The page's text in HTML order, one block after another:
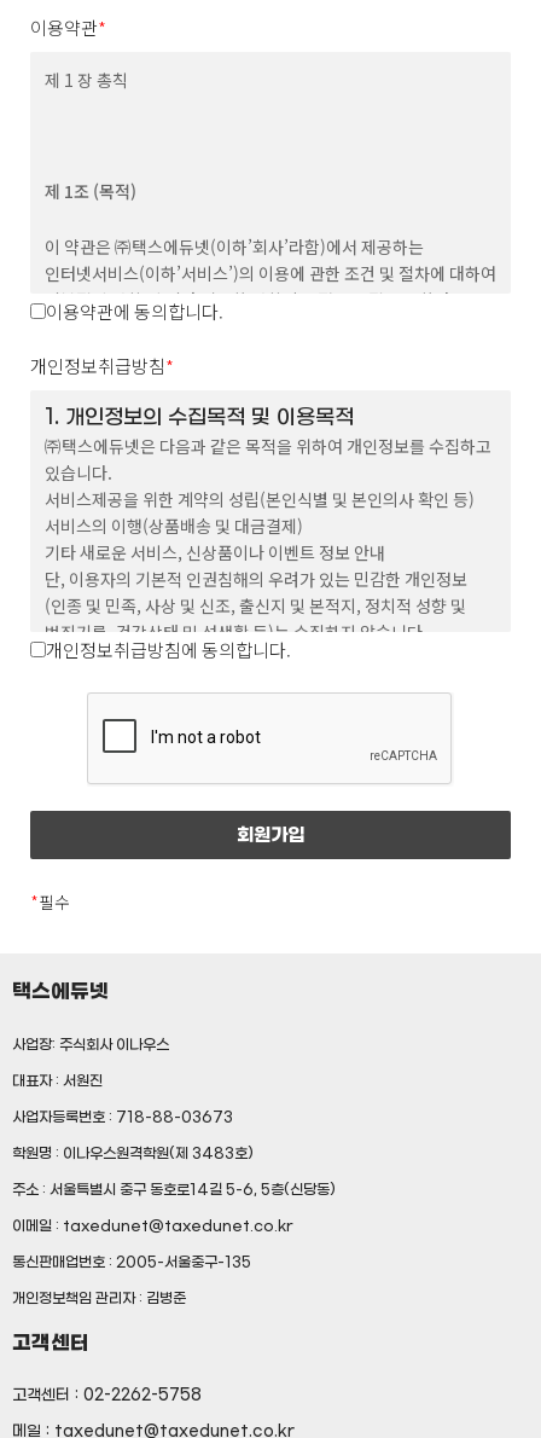
이용약관*
제 1 장 총칙
제 1조 (목적)
이 약관은 ㈜택스에듀넷(이하’회사’라함)에서 제공하는
인터넷서비스(이하’서비스’)의 이용에 관한 조건 및 절차에 대하여
기본적인 사항 및 기타 필요한 사항의 규정을 목적으로 한다.
제 2조 (용어의 정의)
이 약관에서 사용하는 용어의 정의는 다음과
같습니다.
① 회원 : 회사와 서비스 이용에 관한 계약을 체결하고
회원 아이디를 부여받은 자
② 아이디(ID) : 서비스 이용시 회원임을 나타내며
영문 또는 숫자, 영문 숫자의 조합으로 이루어져
있으며 이용자가 회원 가입 시 중복이 되지 않는 한도
본인의 ‘ID’인지 확인하며 회원의 보호를 위해 회원이
‘ID’와 함께 선정한 영문 또는 숫자, 영문 숫자의
조합이다.
④ 운영자 : 서비스의 전반적인 관리와 원활한 운영을
2. 제1항의 용어를 제외한 용어의 정의는 거래 관행 및
제 3조 (약관 효력 및 변경)
이 약관의 내용은 회원이 정해진 등록절차를 거쳐
등록을 완료하면 이 약관에 동의한 것으로
간주합니다.
2. 회사는 이 약관을 변경할 수 있으며 변경된 약관은
서비스(www.taxedunet.co.kr) 화면에 게시하거나
제 4조 (약관의 수정)
이용약관에 동의합니다.
개인정보취급방침*
1. 개인정보의 수집목적 및 이용목적
㈜택스에듀넷은 다음과 같은 목적을 위하여 개인정보를 수집하고
있습니다.
서비스제공을 위한 계약의 성립(본인식별 및 본인의사 확인 등)
서비스의 이행(상품배송 및 대금결제)
기타 새로운 서비스, 신상품이나 이벤트 정보 안내
단, 이용자의 기본적 인권침해의 우려가 있는 민감한 개인정보
(인종 및 민족, 사상 및 신조, 출신지 및 본적지, 정치적 성향 및
범죄기록, 건강상태 및 성생활 등)는 수집하지 않습니다.
2. 수집하는 개인정보의 항목
귀하의 개인정보는 다음과 같이 개인정보의 수집목적 또는
때
만료된 때
– 배송정보의 경우, 물품 또는 서비스가 인도되거나 제공된 때
(단, 상법 등 법령의 규정에 의하여 보존할 필요성이 있는 경우에는
예외로 합니다.)
위 보유기간에도 불구하고 계속 보유하여야 할 필요가 있을
* 계약기간이 끝나고 이용요금의 정산 등으로 일정기간
개인정보를 계속 보유하고자 할 경우에는 미리 보유기간 및
이용기간을 명시하여야 합니다.
㈜택스에듀넷은 귀하의 개인정보를 <개인정보의 수집목적 및
이용목적>에서 고지한 범위 내에서 사용하며, 동 범위를 초과하여
개인정보취급방침에 동의합니다.
*필수
택스에듀넷
사업장: 주식회사 이나우스
대표자 : 서원진
사업자등록번호 : 718-88-03673
학원명 : 이나우스원격학원(제 3483호)
주소 : 서울특별시 중구 동호로14길 5-6, 5층(신당동)
이메일 : taxedunet@taxedunet.co.kr
통신판매업번호 : 2005-서울중구-135
개인정보책임 관리자 : 김병준
고객센터
고객센터 : 02-2262-5758
메일 : taxedunet@taxedunet.co.kr